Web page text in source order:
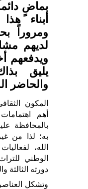
بماضٍ
أبناء
ومروراً
لديهم
ويدفعهم
يليق
والحاضر
المكون
أهم
بالمحافظة
به؛ لذا من
الله،
الوطني
دورته الثالثة
وتشكل